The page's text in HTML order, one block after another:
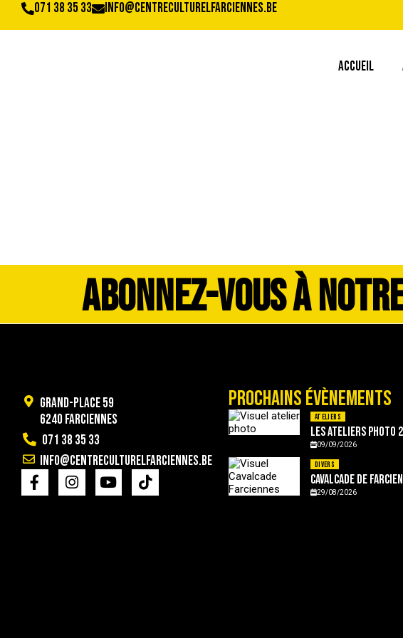
071 38 35 33 info@centreculturelfarciennes.be
ACCUEIL
ABONNEZ-VOUS À
Grand-Place 59
6240 Farciennes
071 38 35 33
info@centreculturelfarciennes.be
PROCHAINS ÉVÈNEMENTS
Ateliers
Les ateliers photo
09/09/2026
Divers
Cavalcade de
29/08/2026